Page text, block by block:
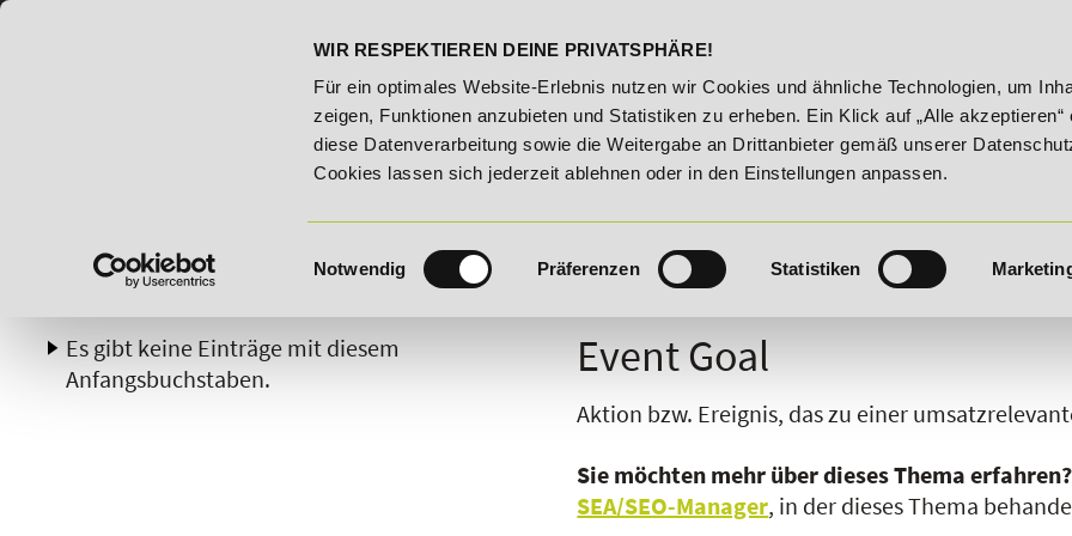
WIR RESPEKTIEREN DEINE PRIVATSPHÄRE!
Für ein optimales Website-Erlebnis nutzen wir Cookies und ähnliche Technologien, um
zeigen, Funktionen anzubieten und Statistiken zu erheben. Ein Klick auf „Alle akzeptieren“
diese Datenverarbeitung sowie die Weitergabe an Drittanbieter gemäß unserer
Cookies lassen sich jederzeit ablehnen oder in den Einstellungen anpassen.
Einwilligungsauswahl
Notwendig Präferenzen Statistiken
20% Rabatt bis 03.09.2026 - Bildungsroute! 20% Rabatt bis 03.09.2026 - Bildungsroute!
B C G H K L O P
Event Goal
Aktion bzw. Ereignis, das zu einer
Sie möchten mehr über dieses Thema erfahren?
SEA/SEO-Manager, in der dieses Thema
Es gibt keine Einträge mit diesem
Anfangsbuchstaben.